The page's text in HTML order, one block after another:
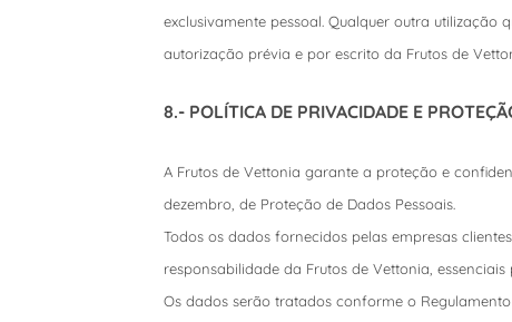
exclusivamente pessoal. Qualquer outra
autorização prévia e por escrito da Frutos de
8.- POLÍTICA DE PRIVACIDADE E
A Frutos de Vettonia garante a proteção e
dezembro, de Proteção de Dados Pessoais.
Todos os dados fornecidos pelas empresas
responsabilidade da Frutos de Vettonia,
Os dados serão tratados conforme o